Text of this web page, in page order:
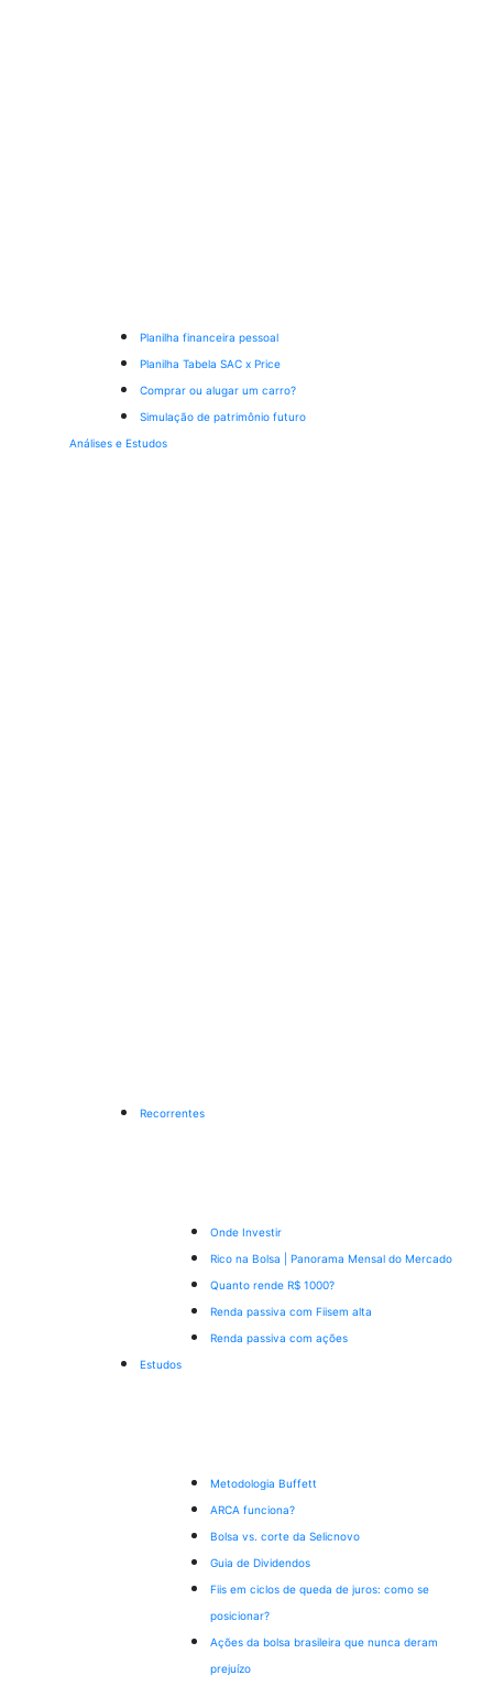
Planilha financeira pessoal
Planilha Tabela SAC x Price
Comprar ou alugar um carro?
Simulação de patrimônio futuro
Análises e Estudos
Recorrentes
Onde Investir
Rico na Bolsa | Panorama Mensal do Mercado
Quanto rende R$ 1000?
Renda passiva com Fiisem alta
Renda passiva com ações
Estudos
Metodologia Buffett
ARCA funciona?
Bolsa vs. corte da Selicnovo
Guia de Dividendos
Fiis em ciclos de queda de juros: como se
posicionar?
Ações da bolsa brasileira que nunca deram
prejuízo